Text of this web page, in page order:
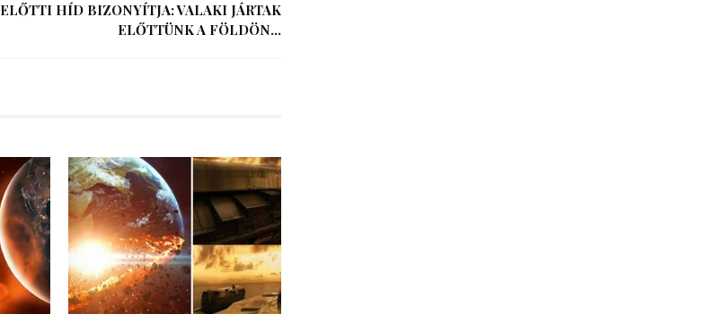
ELŐTTI HÍD BIZONYÍTJA: VALAKI JÁRTAK
ELŐTTÜNK A FÖLDÖN…